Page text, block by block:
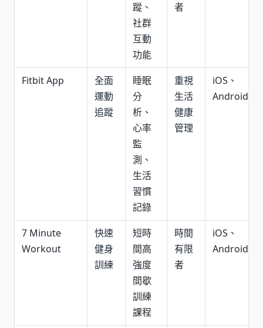
蹤、
社群
互動
功能
者
Fitbit App
全面
運動
追蹤
睡眠
分
析、
心率
監
測、
生活
習慣
記錄
重視
生活
健康
管理
iOS、
Android
7 Minute
Workout
快速
健身
訓練
短時
間高
強度
間歇
訓練
課程
時間
有限
者
iOS、
Android